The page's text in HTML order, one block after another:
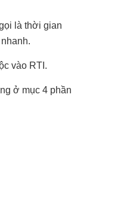
là thời gian
vào RTI.
ở mục 4 phần